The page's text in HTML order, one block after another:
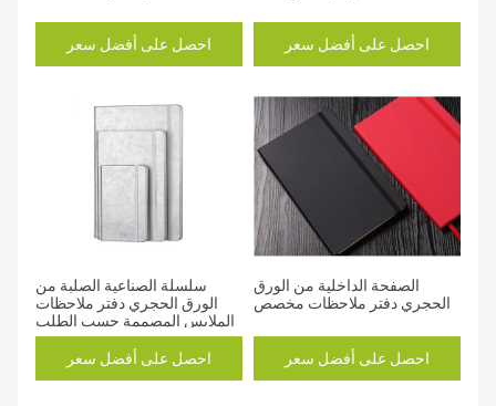
احصل على أفضل سعر احصل على أفضل سعر
سلسلة الصناعية الصلبة من
الورق الحجري دفتر ملاحظات
الملابس المصممة حسب الطلب
احصل على أفضل سعر
الصفحة الداخلية من الورق
الحجري دفتر ملاحظات مخصص
احصل على أفضل سعر